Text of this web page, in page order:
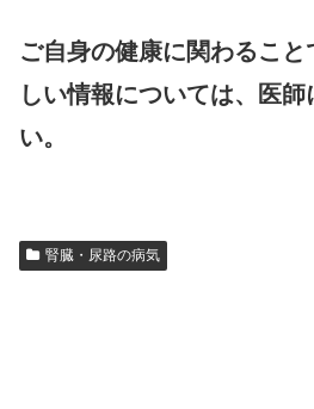
ご自身の健康に関わるこ
しい情報については、医師
い。
腎臓・尿路の病気